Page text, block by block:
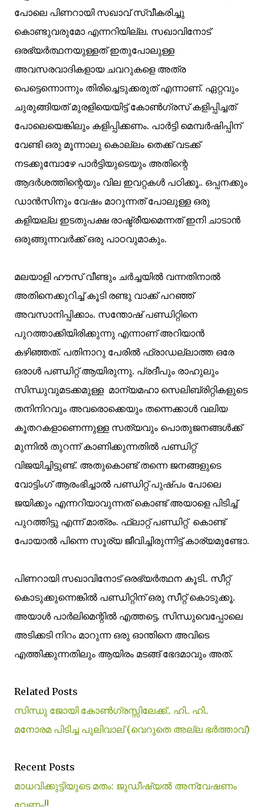
പോലെ പിണറായി സഖാവ്സ്വീകരിച്ചു
കൊണ്ടുവരുമോ എന്നറിയില്ല. സഖാവിനോട്
ഒരഭ്യർത്ഥനയുള്ളത് ഇതുപോലുള്ള
അവസരവാദികളായ ചവറുകളെ അത്ര
പെട്ടെന്നൊന്നും തിരിച്ചെടുക്കരുത് എന്നാണ്. ഏറ്റവും
ചുരുങ്ങിയത് മുരളിയെയിട്ട് കോണ്‍ഗ്രസ് കളിപ്പിച്ചത്
പോലെയെങ്കിലും കളിപ്പിക്കണം. പാർട്ടി മെമ്പർഷിപ്പിന്
വേണ്ടി ഒരു മൂന്നാലു കൊല്ലം തെക്ക് വടക്ക്
നടക്കുമ്പോഴേ പാർട്ടിയുടെയും അതിന്റെ
ആദർശത്തിന്റെയും വില ഇവറ്റകൾ പഠിക്കൂ.. ഒപ്പനക്കും
ഡാൻസിനും വേഷം മാറുന്നത് പോലുള്ള ഒരു
കളിയല്ല ഇടതുപക്ഷ രാഷ്ട്രീയമെന്നത് ഇനി ചാടാൻ
ഒരുങ്ങുന്നവർക്ക് ഒരു പാഠവുമാകും.
മലയാളി ഹൗസ് വീണ്ടും ചർച്ചയിൽ വന്നതിനാൽ
അതിനെക്കുറിച്ച് കൂടി രണ്ടു വാക്ക് പറഞ്ഞ്
അവസാനിപ്പിക്കാം. സന്തോഷ്‌ പണ്ഡിറ്റിനെ
പുറത്താക്കിയിരിക്കുന്നു എന്നാണ് അറിയാൻ
കഴിഞ്ഞത്. പതിനാറു പേരിൽ ഫ്രാഡല്ലാത്ത ഒരേ
ഒരാൾ പണ്ഡിറ്റ്‌ ആയിരുന്നു. പ്രദീപും രാഹുലും
സിന്ധുവുമടക്കമുള്ള മാന്യമഹാ സെലിബ്രിറ്റികളുടെ
തനിനിറവും അവരൊക്കെയും തന്നെക്കാൾ വലിയ
കൂതറകളാണെന്നുള്ള സത്യവും പൊതുജനങ്ങൾക്ക്
മുന്നിൽ തുറന്ന് കാണിക്കുന്നതിൽ പണ്ഡിറ്റ്‌
വിജയിച്ചിട്ടുണ്ട്. അതുകൊണ്ട് തന്നെ ജനങ്ങളുടെ
വോട്ടിംഗ് ആരംഭിച്ചാൽ പണ്ഡിറ്റ്‌ പുഷ്പം പോലെ
ജയിക്കും എന്നറിയാവുന്നത് കൊണ്ട് അയാളെ പിടിച്ച്
പുറത്തിട്ടു എന്ന് മാത്രം. ഫ്ലാറ്റ് പണ്ഡിറ്റ്‌ കൊണ്ട്
പോയാൽ പിന്നെ സൂര്യ ജീവിച്ചിരുന്നിട്ട് കാര്യമുണ്ടോ.
പിണറായി സഖാവിനോട് ഒരഭ്യർത്ഥന കൂടി.. സീറ്റ്
കൊടുക്കുന്നെങ്കിൽ പണ്ഡിറ്റിന് ഒരു സീറ്റ് കൊടുക്കൂ.
അയാൾ പാർലിമെന്റിൽ എത്തട്ടെ. സിന്ധുവെപ്പോലെ
അടിക്കടി നിറം മാറുന്ന ഒരു ഓന്തിനെ അവിടെ
എത്തിക്കുന്നതിലും ആയിരം മടങ്ങ് ഭേദമാവും അത്.
Related Posts
സിന്ധു ജോയി കോണ്‍ഗ്രസ്സിലേക്ക്.. ഹി.. ഹി..
മനോരമ പിടിച്ച പുലിവാല് (വെറുതെ അല്ല ഭര്‍ത്താവ്)
Recent Posts
മാധവിക്കുട്ടിയുടെ മതം: ജുഡീഷ്യല്‍ അന്വേഷണം
വേണം!!